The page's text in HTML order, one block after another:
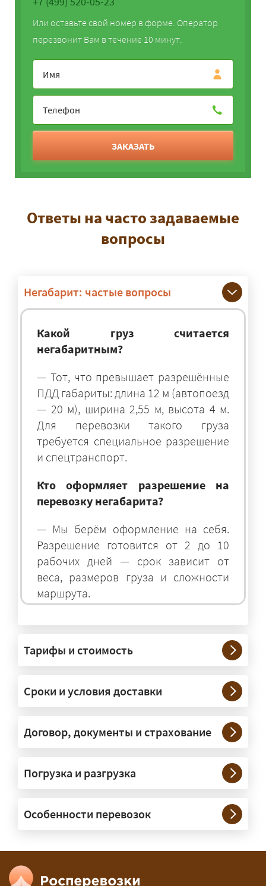
Или оставьте свой номер в форме. Оператор
перезвонит Вам в течение 10 минут.
ЗАКАЗАТЬ
Ответы на часто задаваемые
вопросы
Негабарит: частые вопросы
Какой груз считается
негабаритным?
— Тот, что превышает разрешённые
ПДД габариты: длина 12 м (автопоезд
— 20 м), ширина 2,55 м, высота 4 м.
Для перевозки такого груза
требуется специальное разрешение
и спецтранспорт.
Кто оформляет разрешение на
перевозку негабарита?
— Мы берём оформление на себя.
Разрешение готовится от 2 до 10
рабочих дней — срок зависит от
веса, размеров груза и сложности
маршрута.
— На тралах и низкорамниках —
платформах, рассчитанных на
крупногабаритную технику и
конструкции. Транспорт подбираем
под конкретные размеры и вес груза.
сопровождение?
организуем. Потребность в машинах
прикрытия зависит от габаритов
груза и маршрута; это определяется
Тарифы и стоимость
Сроки и условия доставки
Договор, документы и страхование
Погрузка и разгрузка
Особенности перевозок